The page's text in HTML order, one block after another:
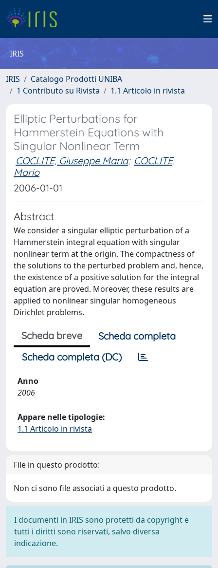
IRIS
IRIS
Catalogo Prodotti UNIBA
1 Contributo su Rivista
1.1 Articolo in rivista
Elliptic Perturbations for
Hammerstein Equations with
Singular Nonlinear Term
COCLITE, Giuseppe Maria; COCLITE,
Mario
2006-01-01
Abstract
We consider a singular elliptic perturbation of a
Hammerstein integral equation with singular
nonlinear term at the origin. The compactness of
the solutions to the perturbed problem and, hence,
the existence of a positive solution for the integral
equation are proved. Moreover, these results are
applied to nonlinear singular homogeneous
Dirichlet problems.
Scheda breve
Scheda completa
Scheda completa (DC)
Anno
2006
Appare nelle tipologie:
1.1 Articolo in rivista
File in questo prodotto:
Non ci sono file associati a questo prodotto.
I documenti in IRIS sono protetti da copyright e
tutti i diritti sono riservati, salvo diversa
indicazione.